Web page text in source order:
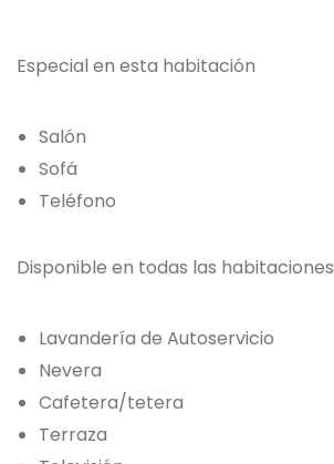
Especial en esta habitación
Salón
Sofá
Teléfono
Disponible en todas las habitaciones
Lavandería de Autoservicio
Nevera
Cafetera/tetera
Terraza